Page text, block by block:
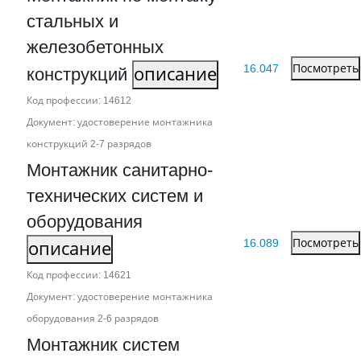
стальных и
железобетонных
конструкций описание
Код профессии: 14612
Документ: удостоверение монтажника
конструкций 2‑7 разрядов
16.047 Посмотреть
Монтажник санитарно-
технических систем и
оборудования
описание
Код профессии: 14621
Документ: удостоверение монтажника
оборудования 2‑6 разрядов
16.089 Посмотреть
Монтажник систем